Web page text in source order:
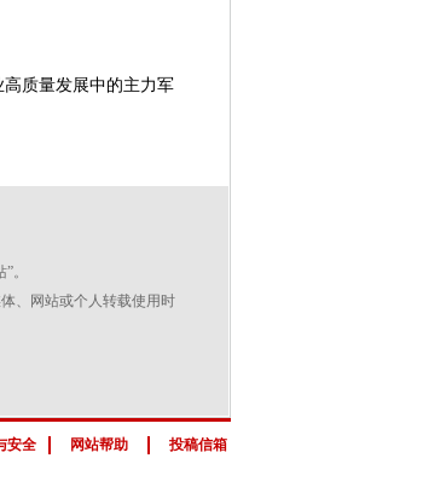
质量发展中的主力军
。
、网站或个人转载使用时
安全 网站帮助 投稿信箱